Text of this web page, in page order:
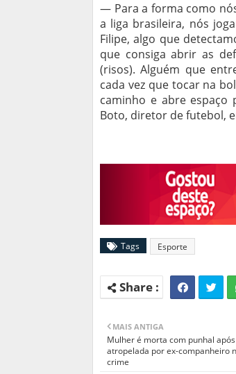
— Para a forma como
a liga brasileira, nós
Filipe, algo que
que consiga abrir as
(risos). Alguém que
cada vez que tocar na
caminho e abre espaço
Boto, diretor de futebol,
Tags Esporte
MAIS ANTIGA
Mulher é morta com punhal
atropelada por ex-companheiro
crime